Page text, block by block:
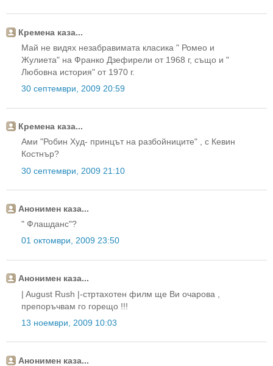
Кремена каза...
Май не видях незабравимата класика " Ромео и
Жулиета" на Франко Дзефирели от 1968 г, също и "
Любовна история" от 1970 г.
30 септември, 2009 20:59
Кремена каза...
Ами "Робин Худ- принцът на разбойниците" , с Кевин
Костнър?
30 септември, 2009 21:10
Анонимен каза...
" Флашданс"?
01 октомври, 2009 23:50
Анонимен каза...
| August Rush |-стртахотен филм ще Ви очарова ,
препоръчвам го горещо !!!
13 ноември, 2009 10:03
Анонимен каза...